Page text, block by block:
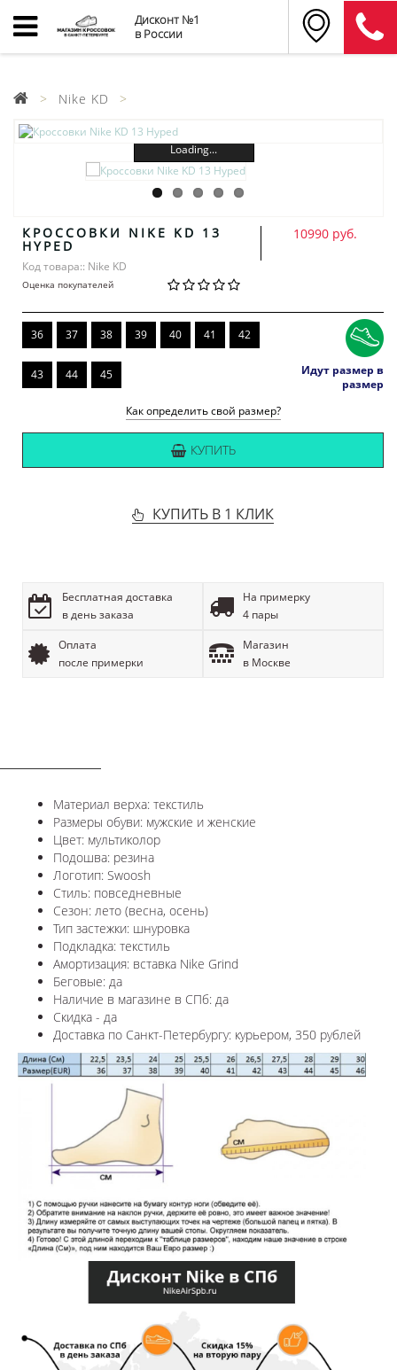
Дисконт №1
в России
Nike KD
Loading...
КРОССОВКИ NIKE KD 13
HYPED
Код товара:: Nike KD
Оценка покупателей
10990 руб.
36 37 38 39 40 41 42
43 44 45
Идут размер в
размер
Как определить свой размер?
КУПИТЬ
КУПИТЬ В 1 КЛИК
Бесплатная доставка
в день заказа
На примерку
4 пары
Оплата
после примерки
Магазин
в Москве
Материал верха: текстиль
Размеры обуви: мужские и женские
Цвет: мультиколор
Подошва: резина
Логотип: Swoosh
Стиль: повседневные
Сезон: лето (весна, осень)
Тип застежки: шнуровка
Подкладка: текстиль
Амортизация: вставка Nike Grind
Беговые: да
Наличие в магазине в СПб: да
Скидка - да
Доставка по Санкт-Петербургу: курьером, 350 рублей